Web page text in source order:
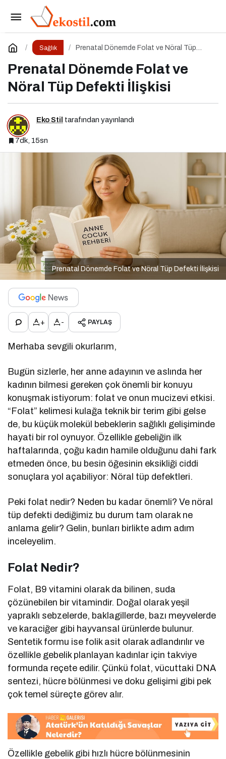
Sağlık
Prenatal Dönemde Folat ve Nöral Tüp
Prenatal Dönemde Folat ve
Nöral Tüp Defekti İlişkisi
Eko Stil tarafından yayınlandı
7dk, 15sn
Prenatal Dönemde Folat ve Nöral Tüp Defekti İlişkisi
+ - PAYLAŞ
Merhaba sevgili okurlarım,
Bugün sizlerle, her anne adayının ve aslında her
kadının bilmesi gereken çok önemli bir konuyu
konuşmak istiyorum: folat ve onun mucizevi etkisi.
“Folat” kelimesi kulağa teknik bir terim gibi gelse
de, bu küçük molekül bebeklerin sağlıklı gelişiminde
hayati bir rol oynuyor. Özellikle gebeliğin ilk
haftalarında, çoğu kadın hamile olduğunu dahi fark
etmeden önce, bu besin öğesinin eksikliği ciddi
sonuçlara yol açabiliyor: Nöral tüp defektleri.
Peki folat nedir? Neden bu kadar önemli? Ve nöral
tüp defekti dediğimiz bu durum tam olarak ne
anlama gelir? Gelin, bunları birlikte adım adım
inceleyelim.
Folat Nedir?
Folat, B9 vitamini olarak da bilinen, suda
çözünebilen bir vitamindir. Doğal olarak yeşil
yapraklı sebzelerde, baklagillerde, bazı meyvelerde
ve karaciğer gibi hayvansal ürünlerde bulunur.
Sentetik formu ise folik asit olarak adlandırılır ve
özellikle gebelik planlayan kadınlar için takviye
formunda reçete edilir. Çünkü folat, vücuttaki DNA
sentezi, hücre bölünmesi ve doku gelişimi gibi pek
çok temel süreçte görev alır.
Özellikle gebelik gibi hızlı hücre bölünmesinin
Ekmeği Kestim, Kilo Vermedim: Neden?
Yorum Yap